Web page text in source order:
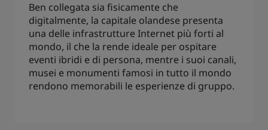
Kunlun Golden Tulip
Ben collegata sia fisicamente che
digitalmente, la capitale olandese presenta
una delle infrastrutture Internet più forti al
mondo, il che la rende ideale per ospitare
eventi ibridi e di persona, mentre i suoi canali,
musei e monumenti famosi in tutto il mondo
rendono memorabili le esperienze di gruppo.